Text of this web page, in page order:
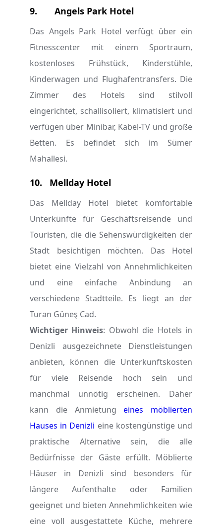
9. Angels Park Hotel
Das Angels Park Hotel verfügt über ein
Fitnesscenter mit einem Sportraum,
kostenloses Frühstück, Kinderstühle,
Kinderwagen und Flughafentransfers. Die
Zimmer des Hotels sind stilvoll
eingerichtet, schallisoliert, klimatisiert und
verfügen über Minibar, Kabel-TV und große
Betten. Es befindet sich im Sümer
Mahallesi.
10. Mellday Hotel
Das Mellday Hotel bietet komfortable
Unterkünfte für Geschäftsreisende und
Touristen, die die Sehenswürdigkeiten der
Stadt besichtigen möchten. Das Hotel
bietet eine Vielzahl von Annehmlichkeiten
und eine einfache Anbindung an
verschiedene Stadtteile. Es liegt an der
Turan Güneş Cad.
Wichtiger Hinweis: Obwohl die Hotels in
Denizli ausgezeichnete Dienstleistungen
anbieten, können die Unterkunftskosten
für viele Reisende hoch sein und
manchmal unnötig erscheinen. Daher
kann die Anmietungeines möblierten
Hauses in Denizli eine kostengünstige und
praktische Alternative sein, die alle
Bedürfnisse der Gäste erfüllt. Möblierte
Häuser in Denizli sind besonders für
längere Aufenthalte oder Familien
geeignet und bieten Annehmlichkeiten wie
eine voll ausgestattete Küche, mehrere